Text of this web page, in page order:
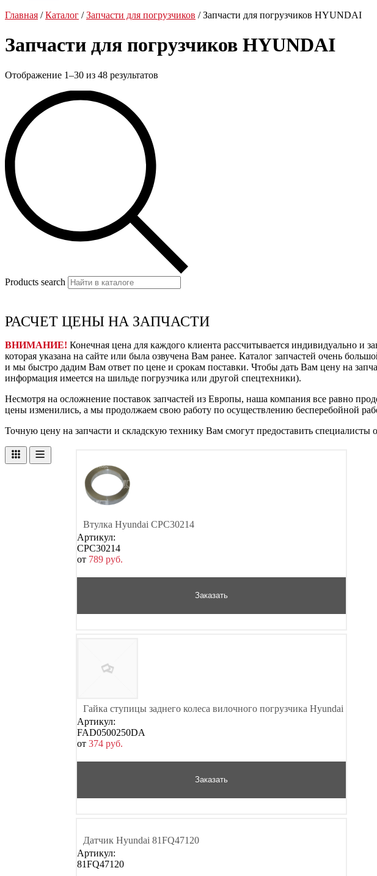
Главная /Каталог /Запчасти для погрузчиков / Запчасти для погрузчиков HYUNDAI
Запчасти для погрузчиков HYUNDAI
Отображение 1–30 из 48 результатов
Products search
РАСЧЕТ ЦЕНЫ НА ЗАПЧАСТИ
ВНИМАНИЕ! Конечная цена для каждого клиента рассчитывается индивидуально и
которая указана на сайте или была озвучена Вам ранее. Каталог запчастей очень
и мы быстро дадим Вам ответ по цене и срокам поставки. Чтобы дать Вам цену на
информация имеется на шильде погрузчика или другой спецтехники).
Несмотря на осложнение поставок запчастей из Европы, наша компания все равно
цены изменились, а мы продолжаем свою работу по осуществлению бесперебойной
Точную цену на запчасти и складскую технику Вам смогут предоставить специалисты
Втулка Hyundai CPC30214
Артикул:
CPC30214
от 789 руб.
Заказать
Гайка ступицы заднего колеса вилочного погрузчика Hyundai
Артикул:
FAD0500250DA
от 374 руб.
Заказать
Датчик Hyundai 81FQ47120
Артикул:
81FQ47120